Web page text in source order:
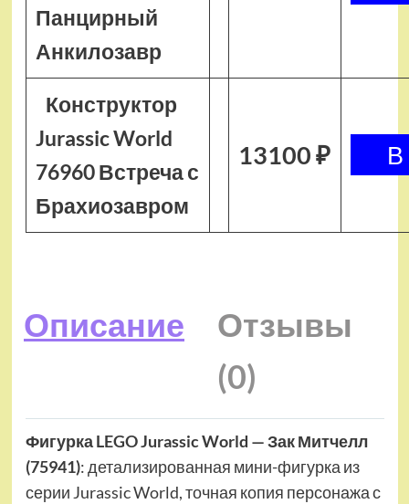
Панцирный
Анкилозавр
Конструктор
Jurassic World
76960 Встреча с
Брахиозавром
13100 ₽
Описание
Отзывы
(0)
Фигурка LEGO Jurassic World — Зак Митчелл
(75941): детализированная мини-фигурка из
серии Jurassic World, точная копия персонажа с